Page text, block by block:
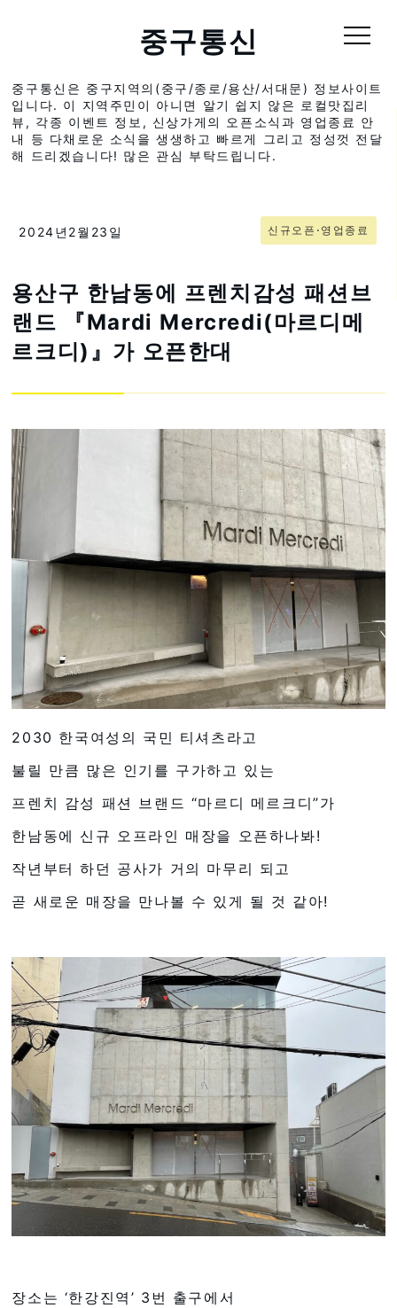
중구통신
중구통신은 중구지역의(중구/종로/용산/서대문) 정보사이트
입니다. 이 지역주민이 아니면 알기 쉽지 않은 로컬맛집리
뷰, 각종 이벤트 정보, 신상가게의 오픈소식과 영업종료 안
내 등 다채로운 소식을 생생하고 빠르게 그리고 정성껏 전달
해 드리겠습니다! 많은 관심 부탁드립니다.
2024년2월23일 신규오픈⋅영업종료
용산구 한남동에 프렌치감성 패션브
랜드 『Mardi Mercredi(마르디메
르크디)』가 오픈한대
2030 한국여성의 국민 티셔츠라고
불릴 만큼 많은 인기를 구가하고 있는
프렌치 감성 패션 브랜드 “마르디 메르크디”가
한남동에 신규 오프라인 매장을 오픈하나봐!
작년부터 하던 공사가 거의 마무리 되고
곧 새로운 매장을 만나볼 수 있게 될 것 같아!
장소는 ‘한강진역’ 3번 출구에서